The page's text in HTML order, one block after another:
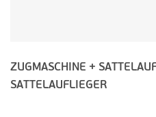
ZUGMASCHINE +
SATTELAUFLIEGER